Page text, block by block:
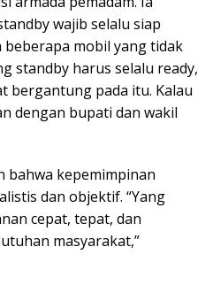
wajib selalu siap
beberapa mobil yang tidak
standby harus selalu ready,
bergantung pada itu. Kalau
dengan bupati dan wakil
bahwa kepemimpinan
dan objektif. “Yang
cepat, tepat, dan
masyarakat,”